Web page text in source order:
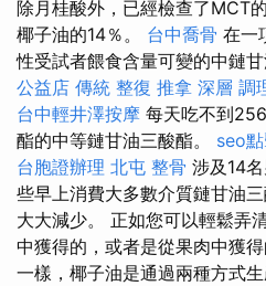
除月桂酸外，已經檢查了MCT
椰子油的14％。 台中喬骨 在一
性受試者餵食含量可變的中鏈甘
公益店 傳統 整復 推拿 深層 調
台中輕井澤按摩 每天吃不到
酯的中等鏈甘油三酸酯。 seo
台胞證辦理 北屯 整骨 涉及14
些早上消費大多數介質鏈甘油
大大減少。 正如您可以輕鬆弄
中獲得的，或者是從果肉中獲得
一樣，椰子油是通過兩種方式